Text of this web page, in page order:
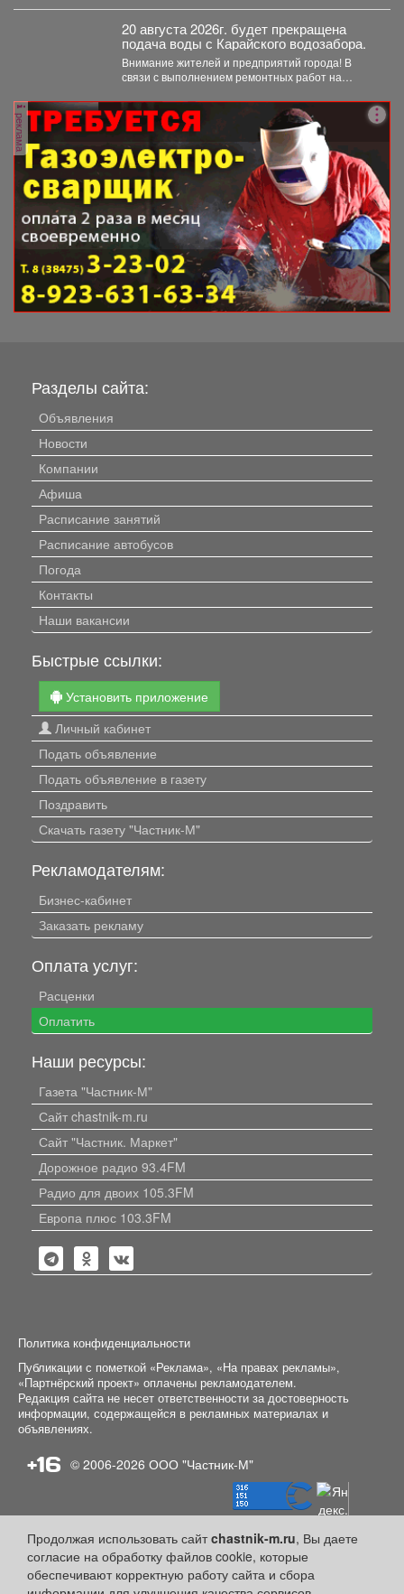
20 августа 2026г. будет прекращена
подача воды с Карайского водозабора.
Внимание жителей и предприятий города! В
связи с выполнением ремонтных работ на
реклама
Продолжая использовать сайтchastnik-m.ru, Вы даете
согласие на обработку файлов cookie, которые
обеспечивают корректную работу сайта и сбора
Разделы сайта:
Объявления
Новости
Компании
Афиша
Расписание занятий
Расписание автобусов
Погода
Контакты
Наши вакансии
Быстрые ссылки:
Установить приложение
Личный кабинет
Подать объявление
Подать объявление в газету
Поздравить
Скачать газету "Частник-М"
Рекламодателям:
Бизнес-кабинет
Заказать рекламу
Оплата услуг:
Расценки
Оплатить
Наши ресурсы:
Газета "Частник-М"
Сайт chastnik-m.ru
Сайт "Частник. Маркет"
Дорожное радио 93.4FM
Радио для двоих 105.3FM
Европа плюс 103.3FM
Политика конфиденциальности
Публикации с пометкой «Реклама», «На правах рекламы»,
«Партнёрский проект» оплачены рекламодателем.
Редакция сайта не несет ответственности за достоверность
информации, содержащейся в рекламных материалах и
объявлениях.
+16 © 2006-2026 ООО "Частник-М"